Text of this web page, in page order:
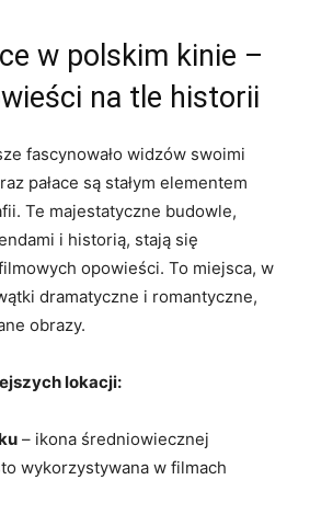
w‌ polskim kinie⁤ –
na ⁣tle ⁢historii
fascynowało‌ widzów swoimi
pałace są stałym elementem
Te majestatyczne budowle,⁤
i historią,⁤ stają⁤ się
opowieści. To miejsca, w
dramatyczne i romantyczne,
obrazy.
⁤lokacji:
– ikona średniowiecznej
wykorzystywana w filmach